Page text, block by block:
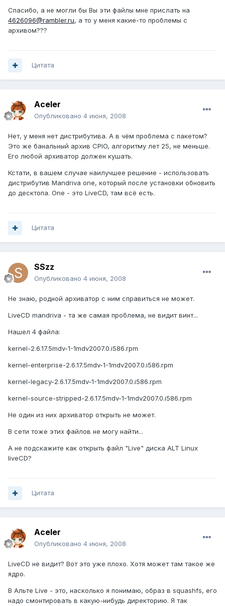
Спасибо, а не могли бы Вы эти файлы мне прислать на
4626096@rambler.ru, а то у меня какие-то проблемы с
архивом???
Цитата
Aceler
Опубликовано 4 июня, 2008
Нет, у меня нет дистрибутива. А в чём проблема с пакетом?
Это же банальный архив CPIO, алгоритму лет 25, не меньше.
Его любой архиватор должен кушать.
Кстати, в вашем случае наилучшее решение - использовать
дистрибутив Mandriva one, который после установки обновить
до десктопа. One - это LiveCD, там всё есть.
Цитата
SSzz
Опубликовано 4 июня, 2008
Не знаю, родной архиватор с ним справиться не может.
LiveCD mandriva - та же самая проблема, не видит винт...
Нашел 4 файла:
kernel-2.6.17.5mdv-1-1mdv2007.0.i586.rpm
kernel-enterprise-2.6.17.5mdv-1-1mdv2007.0.i586.rpm
kernel-legacy-2.6.17.5mdv-1-1mdv2007.0.i586.rpm
kernel-source-stripped-2.6.17.5mdv-1-1mdv2007.0.i586.rpm
Не один из них архиватор открыть не может.
В сети тоже этих файлов не могу найти...
А не подскажите как открыть файл "Live" диска ALT Linux
liveCD?
Цитата
Aceler
Опубликовано 4 июня, 2008
LiveCD не видит? Вот это уже плохо. Хотя может там такое же
ядро.
В Альте Live - это, насколько я понимаю, образ в squashfs, его
надо смонтировать в какую-нибудь директорию. Я так